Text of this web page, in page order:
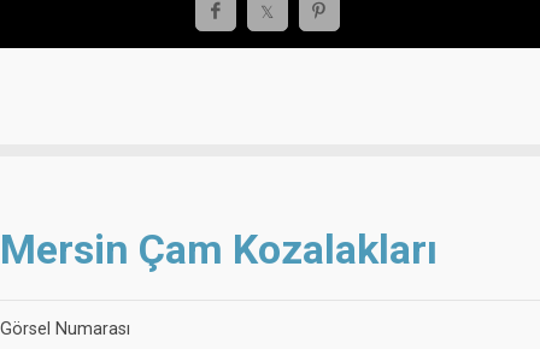
Mersin Çam Kozalakları
Görsel Numarası